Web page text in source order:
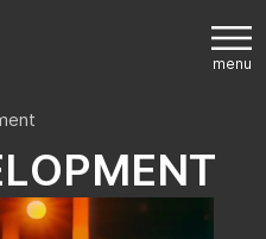
LOPMENT